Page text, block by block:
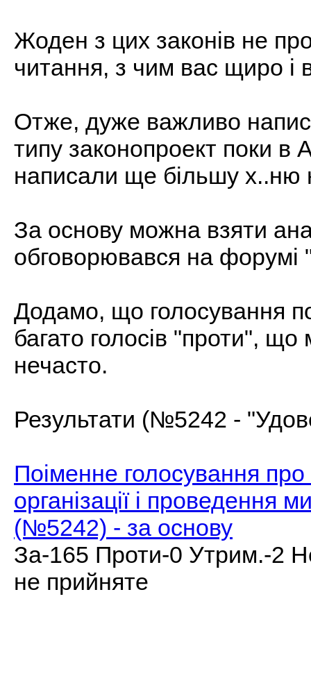
Жоден з цих законів не
читання, з чим вас щиро і
Отже, дуже важливо
типу законопроект поки в
написали ще більшу х..ню
За основу можна взяти
обговорювався на
Додамо, що голосування
багато голосів "проти",
нечасто.
Результати (№5242 -
Поіменне голосування
організації і проведення
(№5242) - за основу
За-165 Проти-0 Утрим.-2
не прийняте